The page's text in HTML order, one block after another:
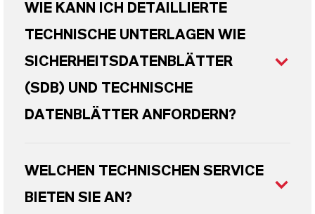
WIE KANN ICH DETAILLIERTE
TECHNISCHE UNTERLAGEN WIE
SICHERHEITSDATENBLÄTTER
(SDB) UND TECHNISCHE
DATENBLÄTTER ANFORDERN?
WELCHEN TECHNISCHEN SERVICE
BIETEN SIE AN?